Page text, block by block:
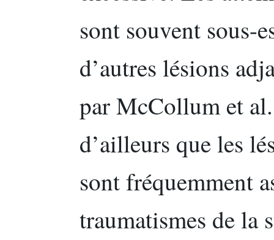
sont souvent sous-
d’autres lésions
par McCollum et
d’ailleurs que les
sont fréquemment
traumatismes de la